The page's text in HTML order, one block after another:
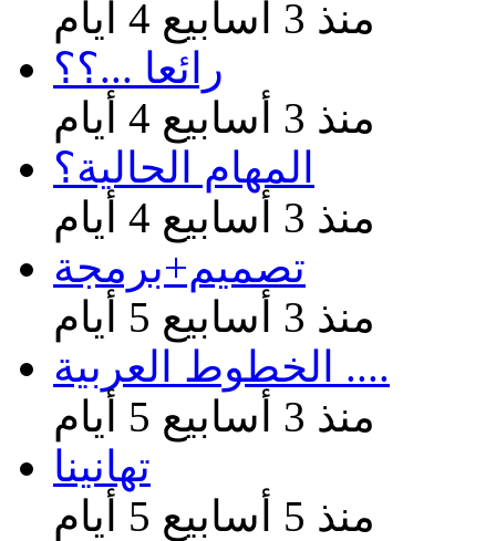
منذ 3 أسابيع 4 أيام
رائعا ...؟؟
منذ 3 أسابيع 4 أيام
المهام الحالية؟
منذ 3 أسابيع 4 أيام
تصميم+برمجة
منذ 3 أسابيع 5 أيام
الخطوط العربية ....
منذ 3 أسابيع 5 أيام
تهانينا
منذ 5 أسابيع 5 أيام